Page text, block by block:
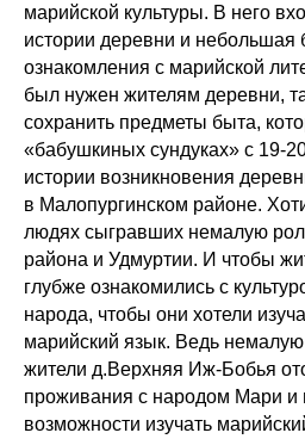
марийской культуры. В него
истории деревни и небольшая
ознакомления с марийской
был нужен жителям деревни,
сохранить предметы быта,
«бабушкиных сундуках» с 19-
истории возникновения
в Малопургинском районе.
людях сыгравших немалую
района и Удмуртии. И чтобы
глубже ознакомились с
народа, чтобы они хотели
марийский язык. Ведь немалую
жители д.Верхняя Иж-Бобья
проживания с народом Мари и
возможности изучать